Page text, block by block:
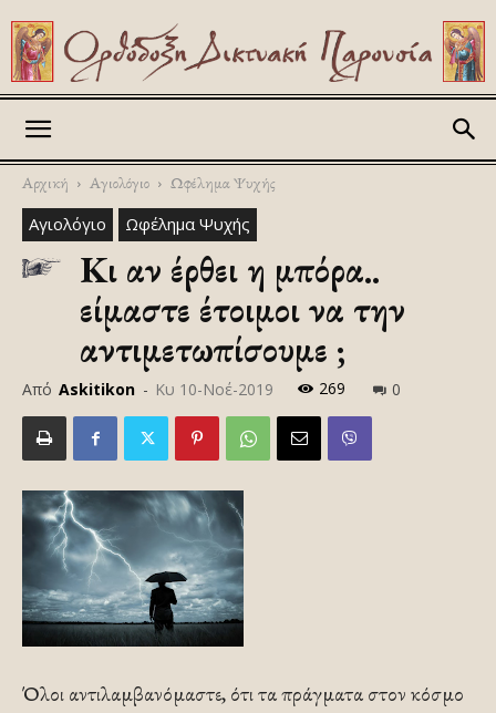
Αρχική Αγιολόγιο Ωφέλημα Ψυχής
Αγιολόγιο Ωφέλημα Ψυχής
Κι αν έρθει η μπόρα..
είμαστε έτοιμοι να την
αντιμετωπίσουμε ;
Από Askitikon - Κυ 10-Νοέ-2019 269 0
Όλοι αντιλαμβανόμαστε, ότι τα πράγματα στον κόσμο